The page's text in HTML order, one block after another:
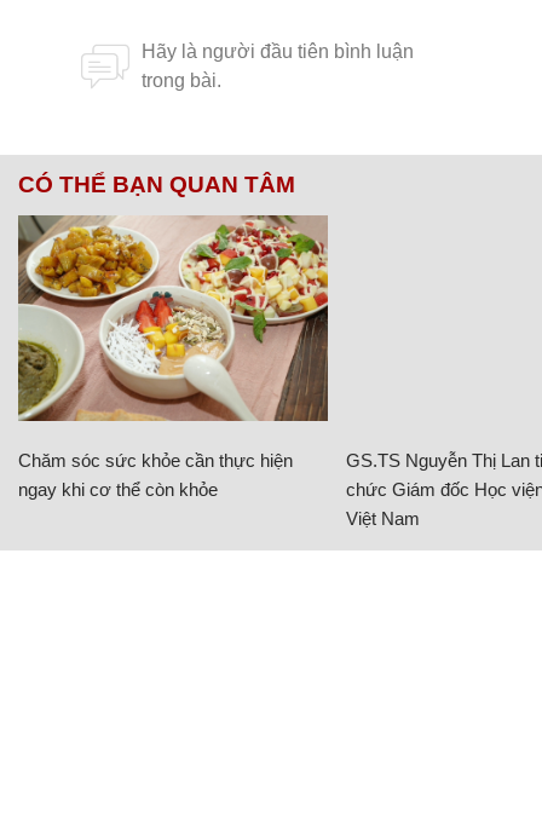
CÓ THỂ BẠN QUAN TÂM
Chăm sóc sức khỏe cần thực hiện
ngay khi cơ thể còn khỏe
GS.TS Nguyễn Thị Lan
chức Giám đốc Học
Việt Nam